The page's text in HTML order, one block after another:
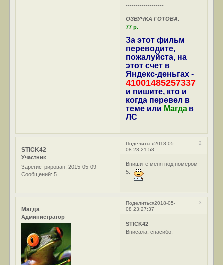
-------------------
ОЗВУЧКА ГОТОВА:
77 р.
За этот фильм
переводите,
пожалуйста, на
этот счет в
Яндекс-деньгах -
41001485257337
и пишите, кто и
когда перевел в
теме или Магда в
ЛС
Поделиться 2
2018-05-
08 23:21:58
STICK42
Участник
Зарегистрирован: 2015-05-09
Сообщений: 5
Впишите меня под номером
5.
Поделиться 3
2018-05-
08 23:27:37
Магда
Администратор
STICK42
Вписала, спасибо.